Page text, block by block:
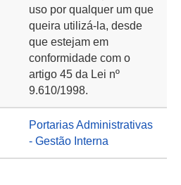
uso por qualquer um que
queira utilizá-la, desde
que estejam em
conformidade com o
artigo 45 da Lei nº
9.610/1998.
Portarias Administrativas
- Gestão Interna